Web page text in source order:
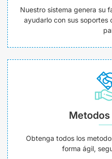
Nuestro sistema genera su
ayudarlo con sus soportes
Metodos
Obtenga todos los
forma ágil,